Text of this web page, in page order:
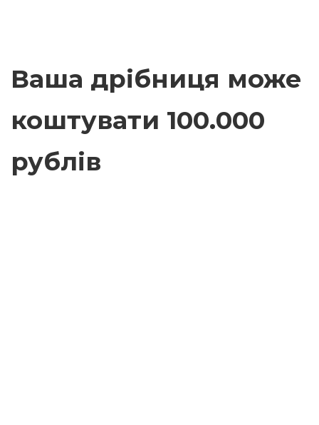
Ваша дрібниця може
коштувати 100.000
рублів